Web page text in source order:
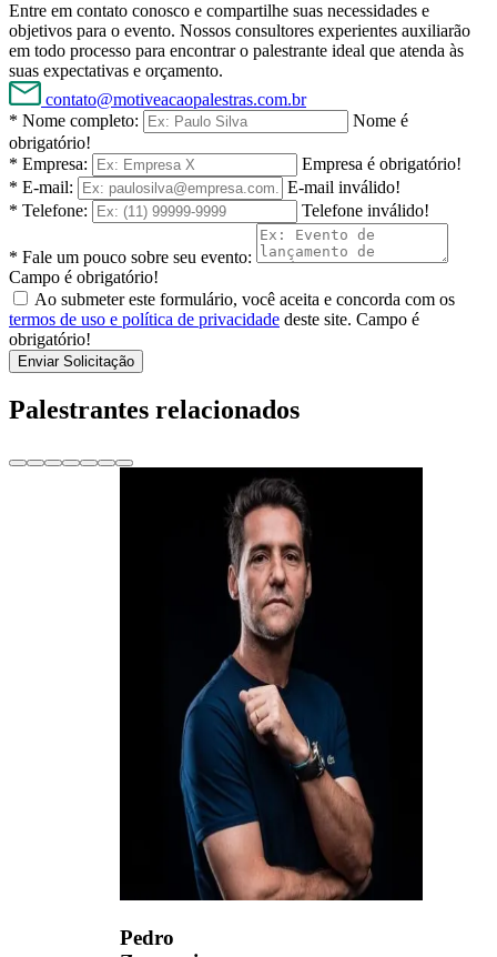
Entre em contato conosco e compartilhe suas necessidades e
objetivos para o evento. Nossos consultores experientes auxiliarão
em todo processo para encontrar o palestrante ideal que atenda às
suas expectativas e orçamento.
contato@motiveacaopalestras.com.br
* Nome completo:
Nome é
obrigatório!
* Empresa:
Empresa é obrigatório!
* E-mail:
E-mail inválido!
* Telefone:
Telefone inválido!
* Fale um pouco sobre seu evento:
Campo é obrigatório!
Ao submeter este formulário, você aceita e concorda com os
termos de uso e política de privacidade deste site. Campo é
obrigatório!
Enviar Solicitação
Palestrantes relacionados
Pedro